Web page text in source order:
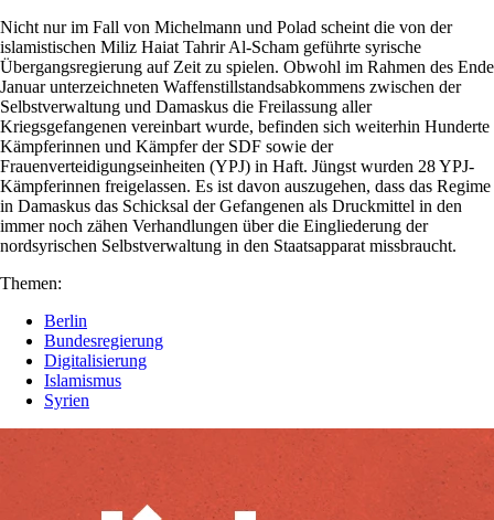
Nicht nur im Fall von Michelmann und Polad scheint die von der
islamistischen Miliz Haiat Tahrir Al-Scham geführte syrische
Übergangsregierung auf Zeit zu spielen. Obwohl im Rahmen des Ende
Januar unterzeichneten Waffenstillstandsabkommens zwischen der
Selbstverwaltung und Damaskus die Freilassung aller
Kriegsgefangenen vereinbart wurde, befinden sich weiterhin Hunderte
Kämpferinnen und Kämpfer der SDF sowie der
Frauenverteidigungseinheiten (YPJ) in Haft. Jüngst wurden 28 YPJ-
Kämpferinnen freigelassen. Es ist davon auszugehen, dass das Regime
in Damaskus das Schicksal der Gefangenen als Druckmittel in den
immer noch zähen Verhandlungen über die Eingliederung der
nordsyrischen Selbstverwaltung in den Staatsapparat missbraucht.
Themen:
Berlin
Bundesregierung
Digitalisierung
Islamismus
Syrien